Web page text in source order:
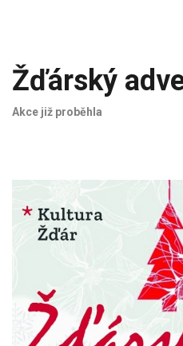
Žďárský
Akce již proběhla